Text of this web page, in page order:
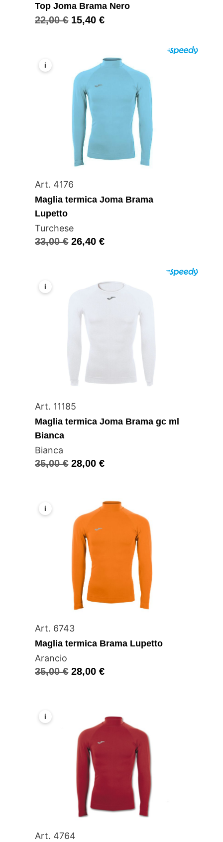
Top Joma Brama Nero
22,00€ 15,40€
i
Art. 4176
Maglia termica Joma Brama
Lupetto
Turchese
33,00€ 26,40€
i
Art. 11185
Maglia termica Joma Brama gc ml
Bianca
Bianca
35,00€ 28,00€
i
Art. 6743
Maglia termica Brama Lupetto
Arancio
35,00€ 28,00€
i
Art. 4764